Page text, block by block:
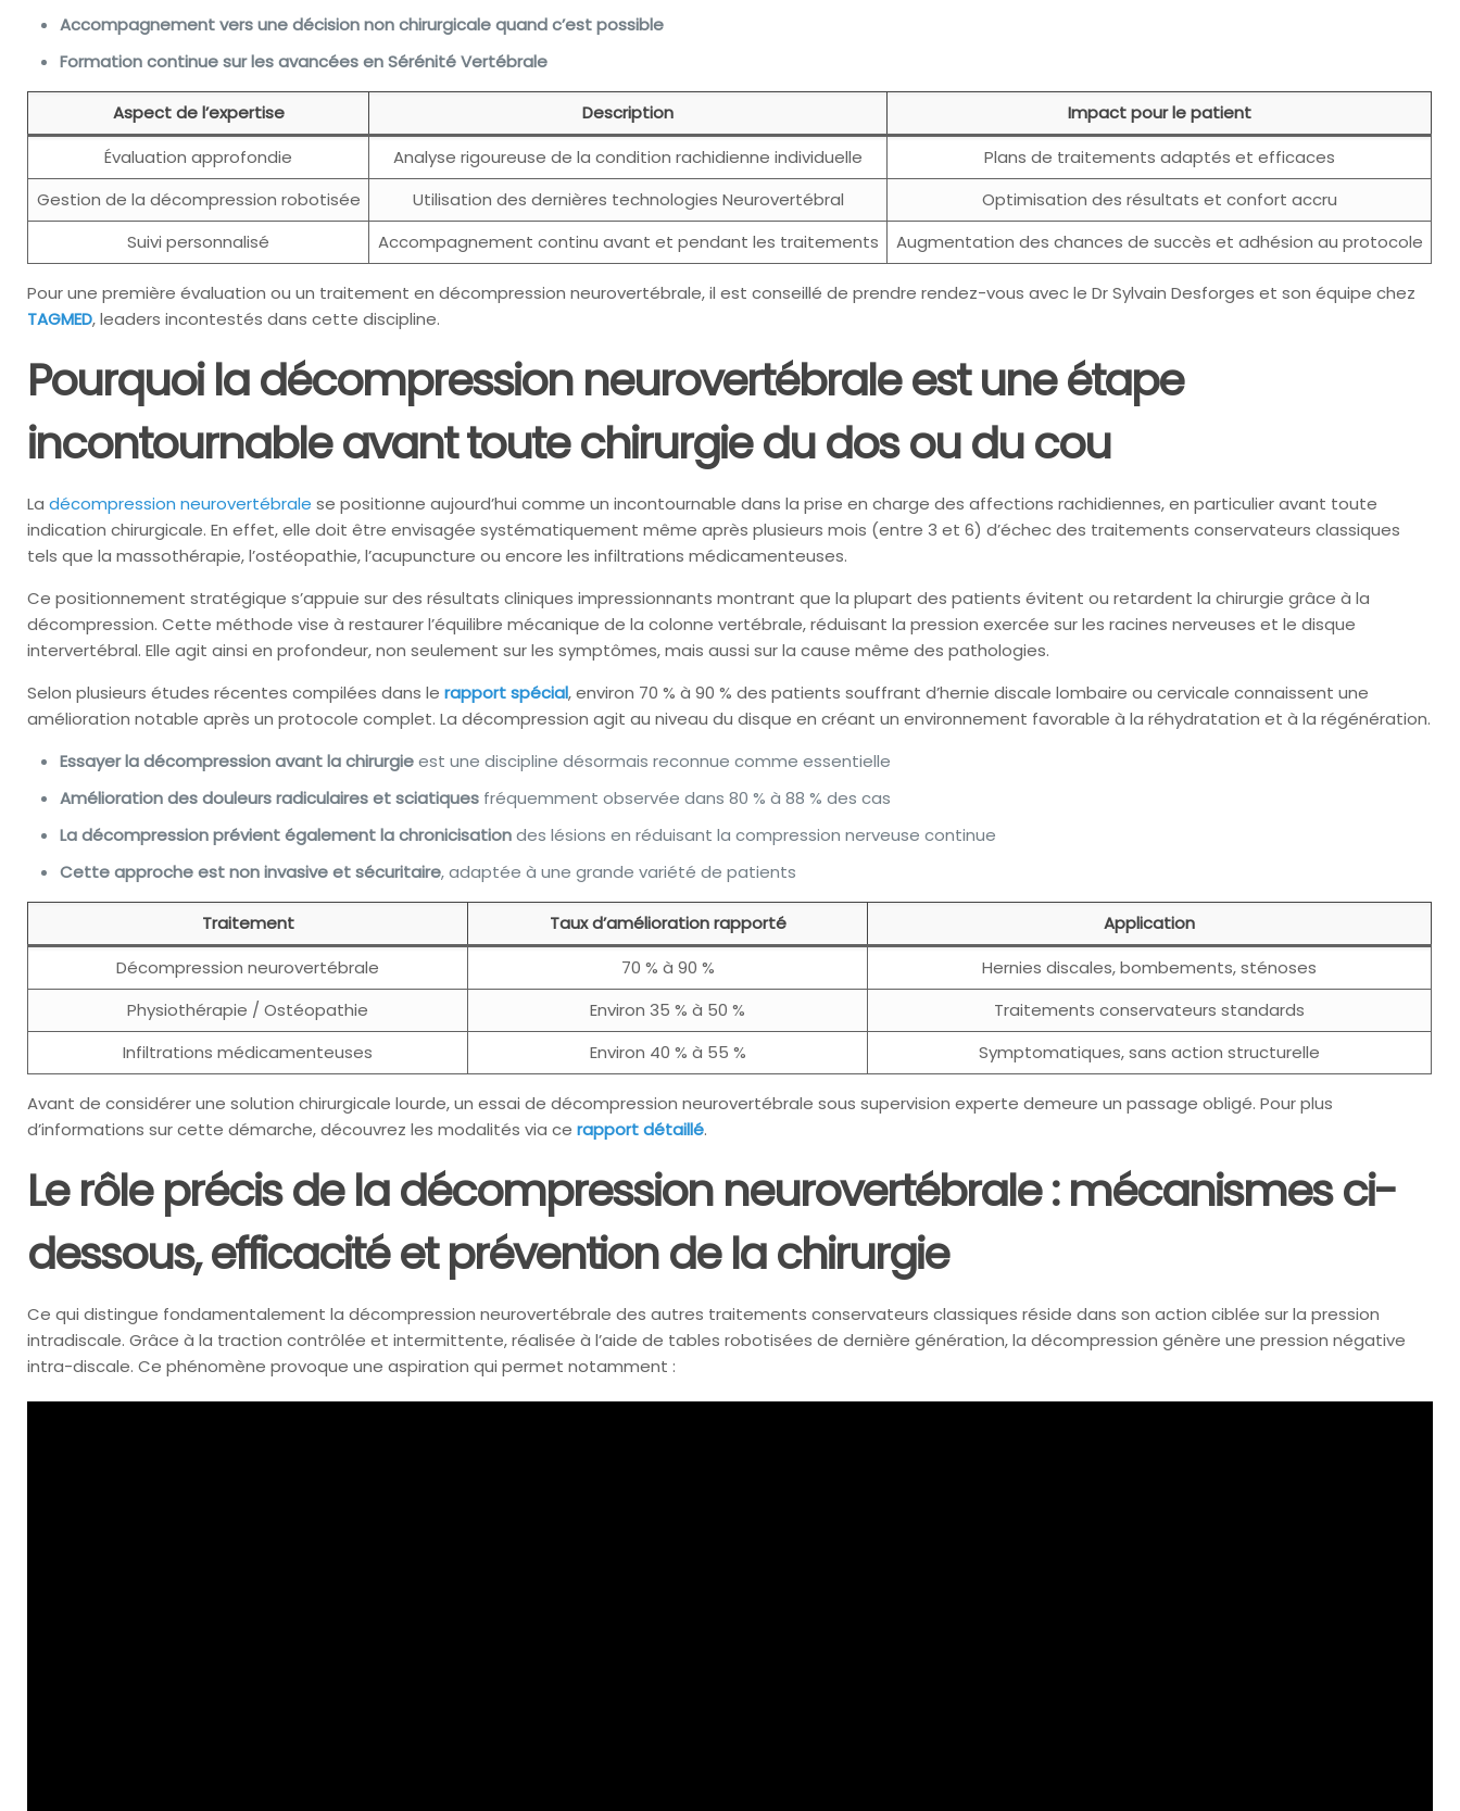
Accompagnement vers une décision non chirurgicale quand c’est possible
Formation continue sur les avancées en Sérénité Vertébrale
Aspect de l’expertise Description
Impact pour le patient
Évaluation approfondie
Analyse rigoureuse de la condition rachidienne individuelle
Plans de traitements adaptés et efficaces
Gestion de la décompression robotisée
Utilisation des dernières technologies Neurovertébral
Optimisation des résultats et confort accru
Suivi personnalisé
Accompagnement continu avant et pendant les traitements Augmentation des chances de succès et adhésion au protocole
Pour une première évaluation ou un traitement en décompression neurovertébrale, il est conseillé de prendre rendez-vous avec le Dr Sylvain Desforges et son équipe chez
TAGMED, leaders incontestés dans cette discipline.
Pourquoi la décompression neurovertébrale est une étape
incontournable avant toute chirurgie du dos ou du cou
Ladécompression neurovertébrale se positionne aujourd’hui comme un incontournable dans la prise en charge des affections rachidiennes, en particulier avant toute
indication chirurgicale. En effet, elle doit être envisagée systématiquement même après plusieurs mois (entre 3 et 6) d’échec des traitements conservateurs classiques
tels que la massothérapie, l’ostéopathie, l’acupuncture ou encore les infiltrations médicamenteuses.
Ce positionnement stratégique s’appuie sur des résultats cliniques impressionnants montrant que la plupart des patients évitent ou retardent la chirurgie grâce à la
décompression. Cette méthode vise à restaurer l’équilibre mécanique de la colonne vertébrale, réduisant la pression exercée sur les racines nerveuses et le disque
intervertébral. Elle agit ainsi en profondeur, non seulement sur les symptômes, mais aussi sur la cause même des pathologies.
Selon plusieurs études récentes compilées dans lerapport spécial, environ 70 % à 90 % des patients souffrant d’hernie discale lombaire ou cervicale connaissent une
amélioration notable après un protocole complet. La décompression agit au niveau du disque en créant un environnement favorable à la réhydratation et à la régénération.
Essayer la décompression avant la chirurgieest une discipline désormais reconnue comme essentielle
Amélioration des douleurs radiculaires et sciatiques fréquemment observée dans 80 % à 88 % des cas
La décompression prévient également la chronicisationdes lésions en réduisant la compression nerveuse continue
Cette approche est non invasive et sécuritaire, adaptée à une grande variété de patients
Traitement Taux d’amélioration rapporté
Application
Décompression neurovertébrale
70 % à 90 %
Hernies discales, bombements, sténoses
Physiothérapie / Ostéopathie
Environ 35 % à 50 %
Traitements conservateurs standards
Infiltrations médicamenteuses
Environ 40 % à 55 % Symptomatiques, sans action structurelle
Avant de considérer une solution chirurgicale lourde, un essai de décompression neurovertébrale sous supervision experte demeure un passage obligé. Pour plus
d’informations sur cette démarche, découvrez les modalités via cerapport détaillé.
Le rôle précis de la décompression neurovertébrale : mécanismes ci-
dessous, efficacité et prévention de la chirurgie
Ce qui distingue fondamentalement la décompression neurovertébrale des autres traitements conservateurs classiques réside dans son action ciblée sur la pression
intradiscale. Grâce à la traction contrôlée et intermittente, réalisée à l’aide de tables robotisées de dernière génération, la décompression génère une pression négative
intra-discale. Ce phénomène provoque une aspiration qui permet notamment :